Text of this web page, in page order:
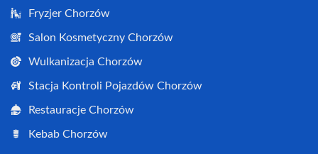
Fryzjer Chorzów
Salon Kosmetyczny Chorzów
Wulkanizacja Chorzów
Stacja Kontroli Pojazdów Chorzów
Restauracje Chorzów
Kebab Chorzów